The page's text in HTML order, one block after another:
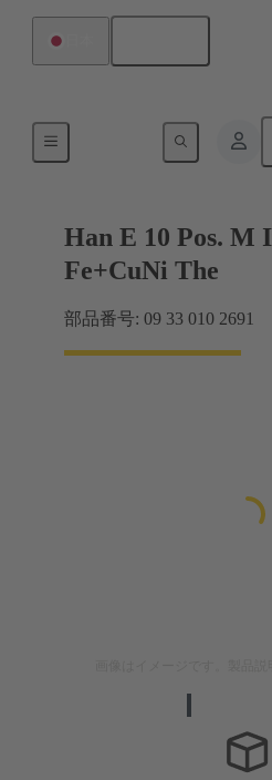
電流：16A以下
Han E 10 Pos. M
Fe+CuNi The
部品番号: 09 33 010 2691